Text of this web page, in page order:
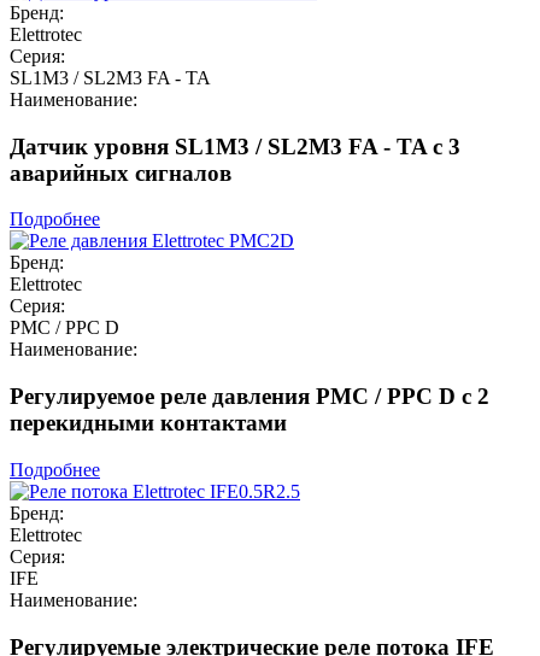
Бренд:
Elettrotec
Серия:
SL1M3 / SL2M3 FA - TA
Наименование:
Датчик уровня SL1M3 / SL2M3 FA - TA с 3
аварийных сигналов
Подробнее
Бренд:
Elettrotec
Серия:
PMC / PPC D
Наименование:
Регулируемое реле давления PMC / PPC D с 2
перекидными контактами
Подробнее
Бренд:
Elettrotec
Серия:
IFE
Наименование:
Регулируемые электрические реле потока IFE